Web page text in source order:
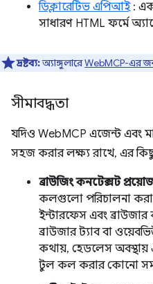
ডিক্লারেটিভ এপিআই:
সাধারণ HTML ফর্মে
দ্রষ্টব্য:অ্যাঙ্গুলারেWebMCP-এর
সীমাবদ্ধতা
যদিও WebMCP এজেন্ট
সহজ করার লক্ষ্য রাখে, এর কিছু
ব্রাউজিং কনটেক্সট
কলগুলো পরিচালনা
ইন্টারফেস এবং ব্রাউজার
ব্রাউজার ট্যাব বা
কথায়, হেডলেস
টুল কল করার কোনো